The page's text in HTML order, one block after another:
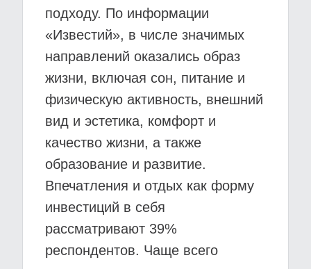
подходу. По информации
«Известий», в числе значимых
направлений оказались образ
жизни, включая сон, питание и
физическую активность, внешний
вид и эстетика, комфорт и
качество жизни, а также
образование и развитие.
Впечатления и отдых как форму
инвестиций в себя
рассматривают 39%
респондентов. Чаще всего